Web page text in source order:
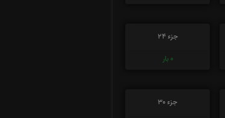
جزء 24
0 بار
جزء 30